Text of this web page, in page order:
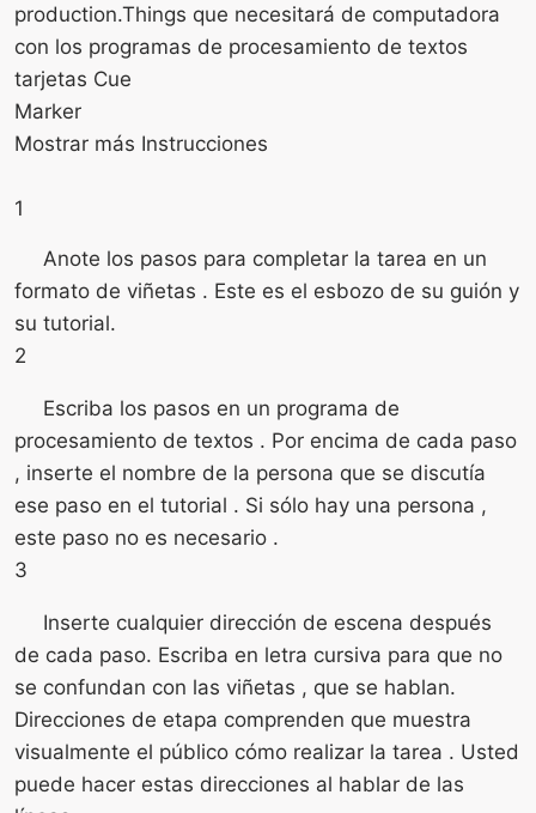
production.Things que necesitará de computadora
con los programas de procesamiento de textos
tarjetas Cue
Marker
Mostrar más Instrucciones
1
Anote los pasos para completar la tarea en un
formato de viñetas . Este es el esbozo de su guión y
su tutorial.
2
Escriba los pasos en un programa de
procesamiento de textos . Por encima de cada paso
, inserte el nombre de la persona que se discutía
ese paso en el tutorial . Si sólo hay una persona ,
este paso no es necesario .
3
Inserte cualquier dirección de escena después
de cada paso. Escriba en letra cursiva para que no
se confundan con las viñetas , que se hablan.
Direcciones de etapa comprenden que muestra
visualmente el público cómo realizar la tarea . Usted
puede hacer estas direcciones al hablar de las